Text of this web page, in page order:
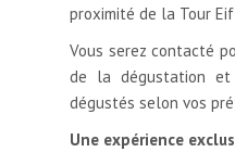
proximité de la Tour
Vous serez contacté
de la dégustation et
dégustés selon vos
Une expérience